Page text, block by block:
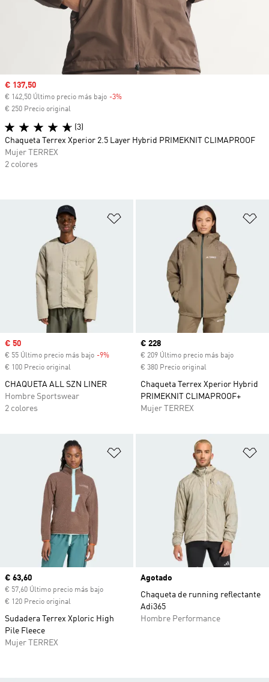
Añadir a la lista de deseos
Precio de venta
€ 50
€ 55 Último precio más bajo -9% Descuento
€ 100 Precio original
CHAQUETA ALL SZN LINER
Hombre Sportswear
2 colores
Precio actual
€ 228
€ 209 Último precio más bajo
€ 380 Precio original
Chaqueta Terrex Xperior Hybrid
PRIMEKNIT CLIMAPROOF+
Mujer TERREX
Añadir a la lista de deseos
Precio actual
€ 63,60
€ 57,60 Último precio más bajo
€ 120 Precio original
Sudadera Terrex Xploric High
Pile Fleece
Mujer TERREX
Agotado
Chaqueta de running reflectante
Adi365
Hombre Performance
Precio de venta
€ 137,50
€ 142,50 Último precio más bajo -3%
€ 250 Precio original
(3)
Chaqueta Terrex Xperior 2.5 Layer Hybrid PRIMEKNIT CLIMAPROOF
Mujer TERREX
2 colores